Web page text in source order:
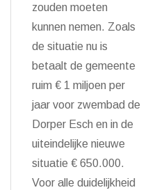
zouden moeten
kunnen nemen. Zoals
de situatie nu is
betaalt de gemeente
ruim € 1 miljoen per
jaar voor zwembad de
Dorper Esch en in de
uiteindelijke nieuwe
situatie € 650.000.
Voor alle duidelijkheid